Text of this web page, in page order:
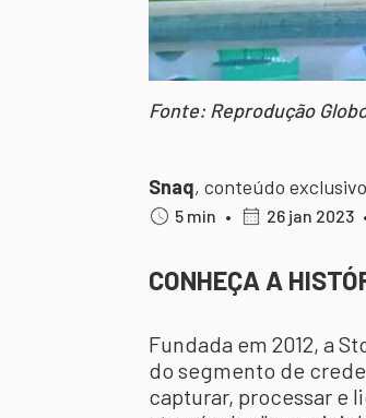
Fonte: Reprodução
Snaq, conteúdo exclusivo
5 min • 26 jan 2023
CONHEÇA A
Fundada em 2012, a
do segmento de
capturar, processar e